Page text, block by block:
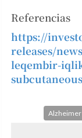
Referencias
https://
releases/
leqembir-
subcutaneous
Alzheimer